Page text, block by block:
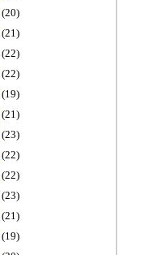
(20)
(21)
(22)
(22)
(19)
(21)
(23)
(22)
(22)
(23)
(21)
(19)